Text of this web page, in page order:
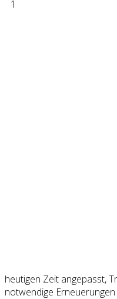
heutigen Zeit angepasst,
notwendige